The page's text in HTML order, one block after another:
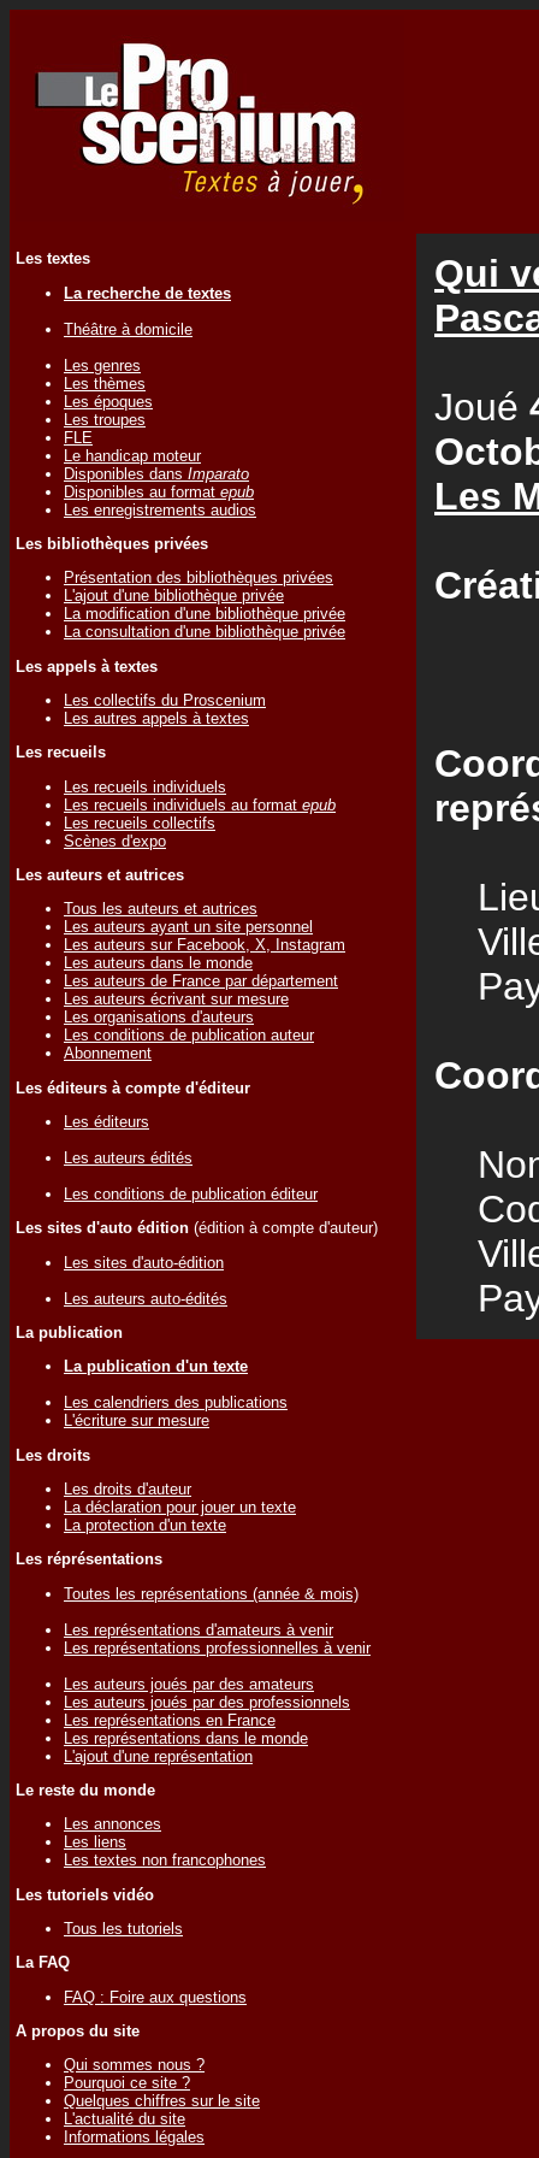
Les textes
La recherche de textes
Théâtre à domicile
Les genres
Les thèmes
Les époques
Les troupes
FLE
Le handicap moteur
Disponibles dans Imparato
Disponibles au format epub
Les enregistrements audios
Les bibliothèques privées
Présentation des bibliothèques privées
L'ajout d'une bibliothèque privée
La modification d'une bibliothèque privée
La consultation d'une bibliothèque privée
Les appels à textes
Les collectifs du Proscenium
Les autres appels à textes
Les recueils
Les recueils individuels
Les recueils individuels au format epub
Les recueils collectifs
Scènes d'expo
Les auteurs et autrices
Tous les auteurs et autrices
Les auteurs ayant un site personnel
Les auteurs sur Facebook, X, Instagram
Les auteurs dans le monde
Les auteurs de France par département
Les auteurs écrivant sur mesure
Les organisations d'auteurs
Les conditions de publication auteur
Abonnement
Les éditeurs à compte d'éditeur
Les éditeurs
Les auteurs édités
Les conditions de publication éditeur
Les sites d'auto édition (édition à compte d'auteur)
Les sites d'auto-édition
Les auteurs auto-édités
La publication
La publication d'un texte
Les calendriers des publications
L'écriture sur mesure
Les droits
Les droits d'auteur
La déclaration pour jouer un texte
La protection d'un texte
Les réprésentations
Toutes les représentations (année & mois)
Les représentations d'amateurs à venir
Les représentations professionnelles à venir
Les auteurs joués par des amateurs
Les auteurs joués par des professionnels
Les représentations en France
Les représentations dans le monde
L'ajout d'une représentation
Le reste du monde
Les annonces
Les liens
Les textes non francophones
Les tutoriels vidéo
Tous les tutoriels
La FAQ
FAQ : Foire aux questions
A propos du site
Qui sommes nous ?
Pourquoi ce site ?
Quelques chiffres sur le site
L'actualité du site
Informations légales
Qui
Joué
Les